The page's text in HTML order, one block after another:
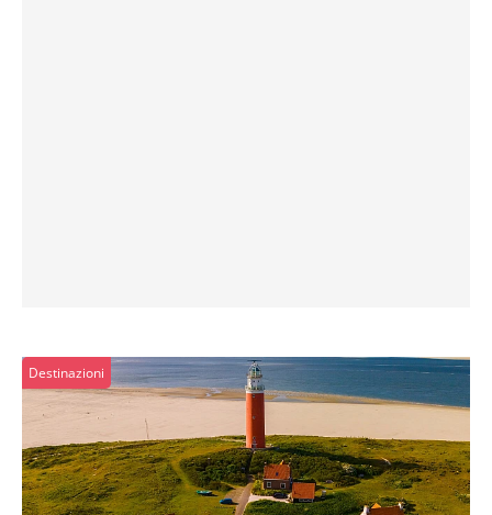
Destinazioni